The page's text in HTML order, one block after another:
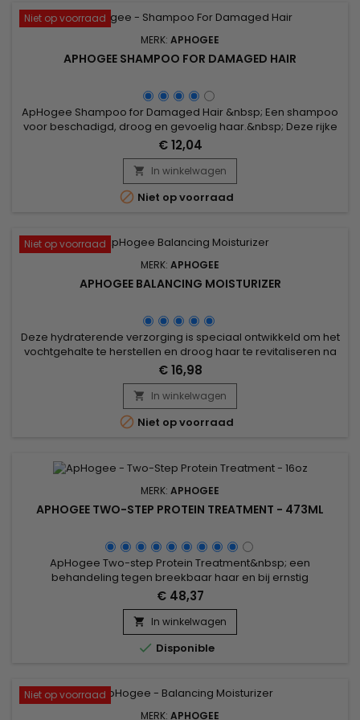
Niet op voorraad
MERK: APHOGEE
APHOGEE SHAMPOO FOR DAMAGED HAIR
ApHogee Shampoo for Damaged Hair &nbsp; Een shampoo
voor beschadigd, droog en gevoelig haar.&nbsp; Deze rijke
shampoo zorgt voor een zachte reiniging.&nbsp; Dankzij de
proteïnes, hydraterende bestanddelen en de vitamines krijgt
je haar zijn glans en soepelheid terug nadat het beschadigd
werd door chemische producten en door hitte.
€ 12,04
 In winkelwagen
 Niet op voorraad
Niet op voorraad
MERK: APHOGEE
APHOGEE BALANCING MOISTURIZER
Deze hydraterende verzorging is speciaal ontwikkeld om het
vochtgehalte te herstellen en droog haar te revitaliseren na
een proteïnebehandeling. De intens voedende formule,
verrijkt met zijdeproteïnen, keratine, panthenol en botanische
extracten, versterkt de haarvezel en vermindert haarbreuk.
ApHogee Balancing Moisturizer sluit de haarschubben,
beschermt...
€ 16,98
 In winkelwagen
 Niet op voorraad
MERK: APHOGEE
APHOGEE TWO-STEP PROTEIN TREATMENT - 473ML
ApHogee Two-step Protein Treatment&nbsp; een
behandeling tegen breekbaar haar en bij ernstig
beschadigd haar ! &nbsp;Geeft je haar onmiddellijk structuur
en kracht. Ideaal voor haar dat gekleurd of ontkruld is of een
permanentbehandeling kreeg. &nbsp;Deze behandeling
kent een optimale Ph-waarde en een exclusieve
Prohytamine-samenstelling.
€ 48,37
 In winkelwagen
 Disponible
Niet op voorraad
MERK: APHOGEE